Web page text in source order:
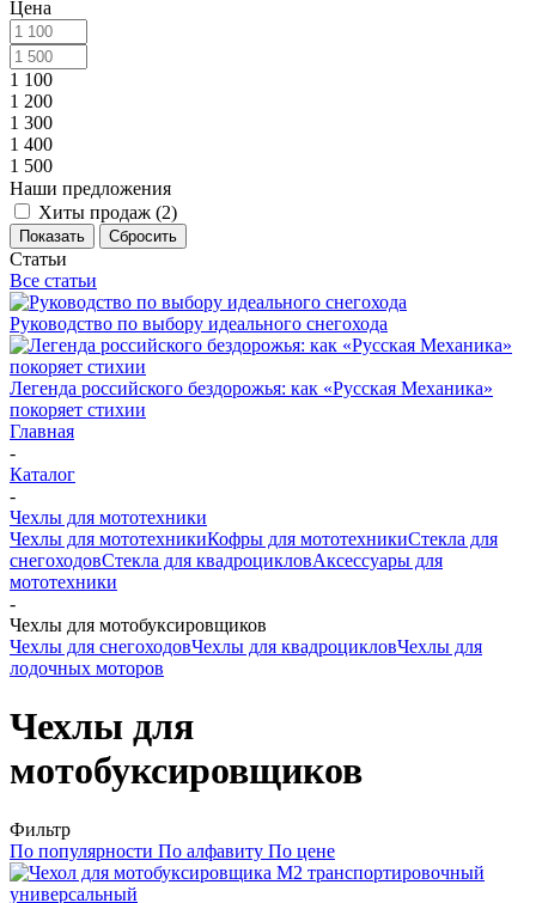
Цена
1 100
1 200
1 300
1 400
1 500
Наши предложения
Хиты продаж (2)
Показать Сбросить
Статьи
Все статьи
Руководство по выбору идеального снегохода
Легенда российского бездорожья: как «Русская Механика»
покоряет стихии
Главная
-
Каталог
-
Чехлы для мототехники
Чехлы для мототехникиКофры для мототехникиСтекла для
снегоходовСтекла для квадроцикловАксессуары для
мототехники
-
Чехлы для мотобуксировщиков
Чехлы для снегоходовЧехлы для квадроцикловЧехлы для
лодочных моторов
Чехлы для
мотобуксировщиков
Фильтр
По популярности По алфавиту По цене